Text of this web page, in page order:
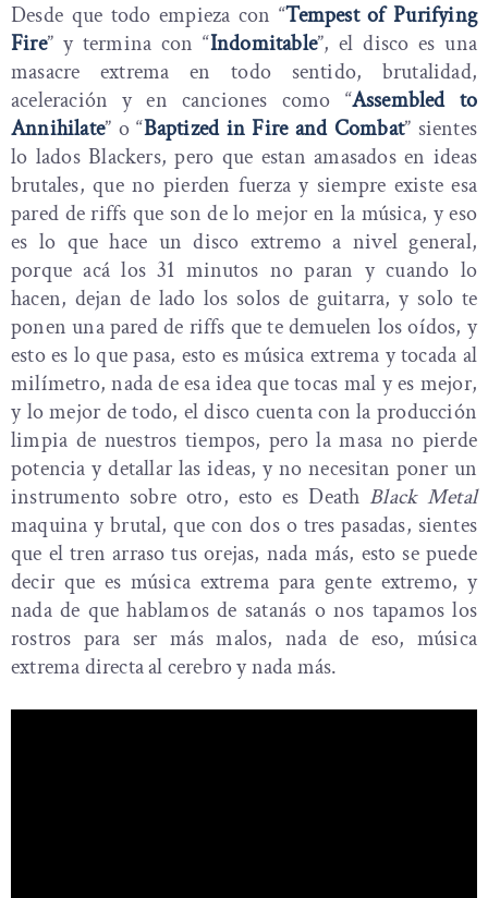
Desde que todo empieza con “Tempest of Purifying
Fire” y termina con “Indomitable”, el disco es una
masacre extrema en todo sentido, brutalidad,
aceleración y en canciones como “Assembled to
Annihilate” o “Baptized in Fire and Combat” sientes
lo lados Blackers, pero que estan amasados en ideas
brutales, que no pierden fuerza y siempre existe esa
pared de riffs que son de lo mejor en la música, y eso
es lo que hace un disco extremo a nivel general,
porque acá los 31 minutos no paran y cuando lo
hacen, dejan de lado los solos de guitarra, y solo te
ponen una pared de riffs que te demuelen los oídos, y
esto es lo que pasa, esto es música extrema y tocada al
milímetro, nada de esa idea que tocas mal y es mejor,
y lo mejor de todo, el disco cuenta con la producción
limpia de nuestros tiempos, pero la masa no pierde
potencia y detallar las ideas, y no necesitan poner un
instrumento sobre otro, esto es Death Black Metal
maquina y brutal, que con dos o tres pasadas, sientes
que el tren arraso tus orejas, nada más, esto se puede
decir que es música extrema para gente extremo, y
nada de que hablamos de satanás o nos tapamos los
rostros para ser más malos, nada de eso, música
extrema directa al cerebro y nada más.